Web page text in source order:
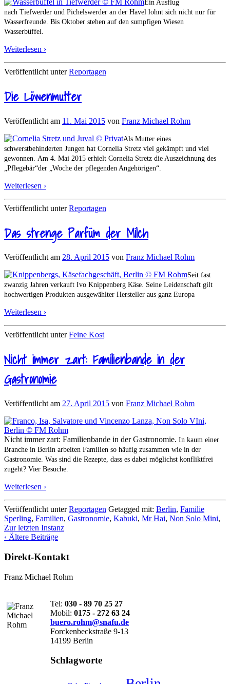
Ein Ausflug
nach Tiefwerder und Pichelswerder an der Havel lohnt sich nicht nur für
Wasserfreunde. Bis Oktober stehen auf den sumpfigen Wiesen
Wasserbüffel.
Weiterlesen ›
Veröffentlicht unterReportagen
Die Löwenmutter
Veröffentlicht am 11. Mai 2015 von Franz Michael Rohm
Als Mutter eines
schwerstbehinderten Jungen hat Cornelia Stretz viel gekämpft und viel
gewonnen. Am 4. Mai 2015 erhielt Cornelia Stretz die Auszeichnung des
„Pflegebär“der „Woche der pflegenden Angehörigen“.
Weiterlesen ›
Veröffentlicht unterReportagen
Das strenge Parfüm der Milch
Veröffentlicht am 28. April 2015 von Franz Michael Rohm
Seit fast
zwanzig Jahren verkauft Ivo Knippenberg Käse. Seine Leidenschaft gilt
hochwertigen Produkten ausgewählter Hersteller aus ganz Europa
Weiterlesen ›
Veröffentlicht unterFeine Kost
Nicht immer zart: Familienbande in der
Gastronomie
Veröffentlicht am 27. April 2015 von Franz Michael Rohm
Nicht immer zart: Familienbande in der Gastronomie. In kaum einer
Branche in Berlin arbeiten Familien so häufig zusammen wie in der
Gastronomie. Was sind die Rezepte, dass es dabei möglichst konfliktfrei
zugeht? Vier Besuche.
Weiterlesen ›
Veröffentlicht unterReportagen Getagged mit: Berlin, Familie
Sperling, Familien, Gastronomie, Kabuki, Mr Hai, Non Solo Mini,
Zur letzten Instanz
‹ Ältere Beiträge
Direkt-Kontakt
Franz Michael Rohm
Tel: 030 - 89 70 25 27
Mobil: 0175 - 272 63 24
buero.rohm@snafu.de
Forckenbeckstraße 9-13
14199 Berlin
Schlagworte